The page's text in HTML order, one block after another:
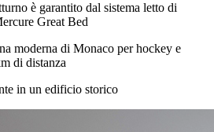
è garantito dal sistema letto di
Great Bed
moderna di Monaco per hockey e
di distanza
in un edificio storico